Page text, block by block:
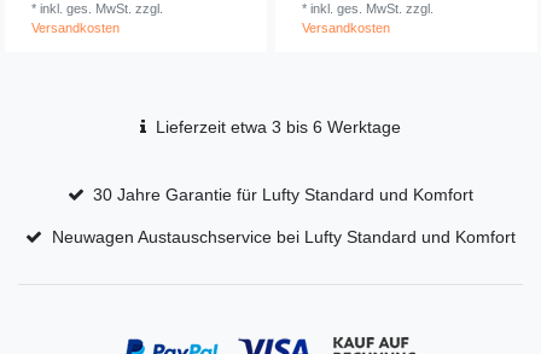
* inkl. ges. MwSt. zzgl.
Versandkosten
* inkl. ges. MwSt. zzgl.
Versandkosten
Lieferzeit etwa 3 bis 6 Werktage
30 Jahre Garantie für Lufty Standard und Komfort
Neuwagen Austauschservice bei Lufty Standard und Komfort